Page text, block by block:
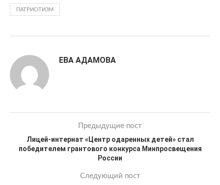
ПАТРИОТИЗМ
ЕВА АДАМОВА
Предыдущие пост
Лицей-интернат «Центр одаренных детей» стал
победителем грантового конкурса Минпросвещения
России
Следующий пост